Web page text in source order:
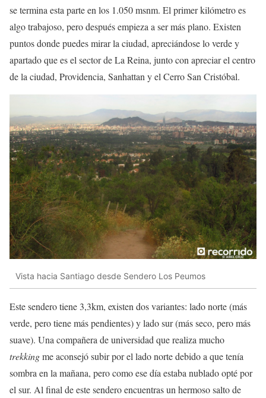
se termina esta parte en los 1.050 msnm. El primer kilómetro es
algo trabajoso, pero después empieza a ser más plano. Existen
puntos donde puedes mirar la ciudad, apreciándose lo verde y
apartado que es el sector de La Reina, junto con apreciar el centro
de la ciudad, Providencia, Sanhattan y el Cerro San Cristóbal.
Vista hacia Santiago desde Sendero Los Peumos
Este sendero tiene 3,3km, existen dos variantes: lado norte (más
verde, pero tiene más pendientes) y lado sur (más seco, pero más
suave). Una compañera de universidad que realiza mucho
trekkingme aconsejó subir por el lado norte debido a que tenía
sombra en la mañana, pero como ese día estaba nublado opté por
el sur. Al final de este sendero encuentras un hermoso salto de